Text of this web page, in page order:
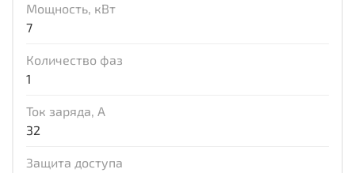
Мощность, кВт
7
Количество фаз
1
Ток заряда, А
32
Защита доступа